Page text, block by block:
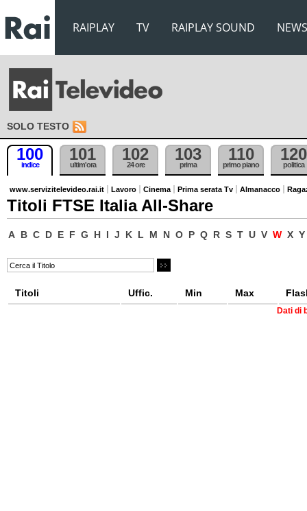
RAIPLAY TV RAIPLAY SOUND NEWS
SOLO TESTO
100
indice
101
ultim'ora
102
24 ore
103
prima
110
primo piano
120
politica
www.servizitelevideo.rai.it Lavoro Cinema Prima serata Tv Almanacco
Titoli FTSE Italia All-Share
A B C D E F G H I J K L M N O P Q R S T U V W X Y
Titoli Uffic. Min Max
Dati di